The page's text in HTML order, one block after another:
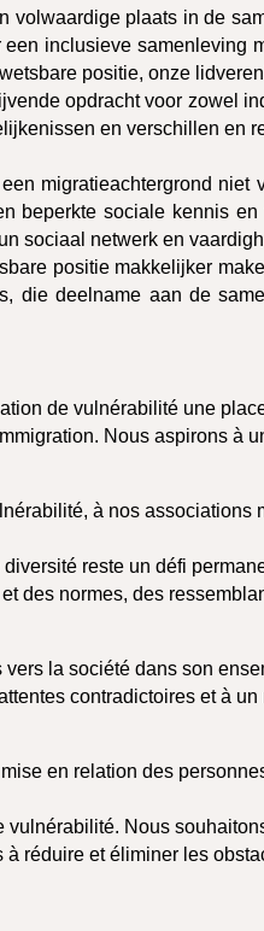
plaats in de
inclusieve samenleving
positie, onze
opdracht voor zowel
en verschillen en
migratieachtergrond niet
beperkte sociale kennis
sociaal netwerk en
positie makkelijker
die deelname aan de
de vulnérabilité une
Nous aspirons à
à nos associations
reste un défi
des normes, des
la société dans son
contradictoires et à
en relation des
Nous
réduire et éliminer les